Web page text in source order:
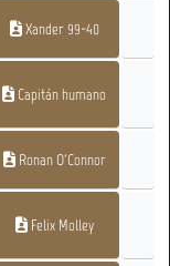
Xander 99-40
Capitán humano
Ronan O'Connor
Felix Molley